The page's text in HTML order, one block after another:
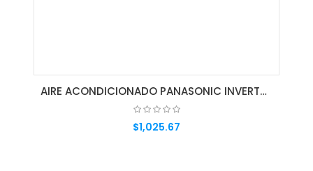
AIRE ACONDICIONADO PANASONIC INVERTER BL CS-YS18TKV
$1,025.67